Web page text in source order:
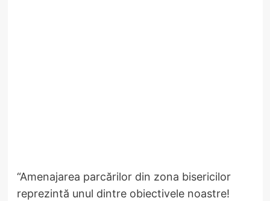
“Amenajarea parcărilor din zona bisericilor
reprezintă unul dintre obiectivele noastre!